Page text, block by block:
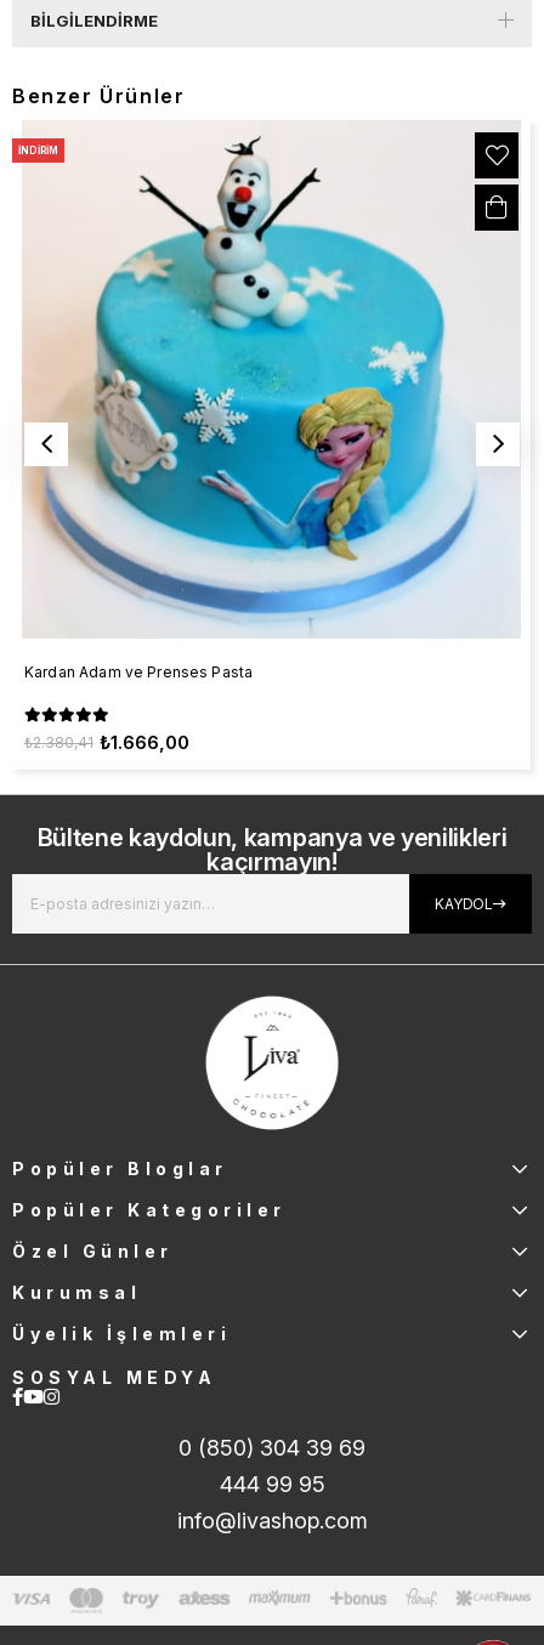
BILGILENDIRME
Benzer Ürünler
Kardan Adam ve Prenses Pasta
₺1.666,00
₺2.380,41
İNDIRIM
Bültene kaydolun, kampanya ve yenilikleri
kaçırmayın!
KAYDOL
Popüler Bloglar
Popüler Kategoriler
Özel Günler
Kurumsal
Üyelik İşlemleri
SOSYAL MEDYA
0 (850) 304 39 69
444 99 95
info@livashop.com